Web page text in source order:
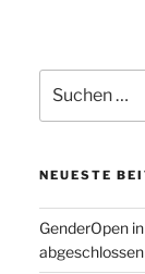
nach:
NEUESTE
GenderOpen
abgeschlossen